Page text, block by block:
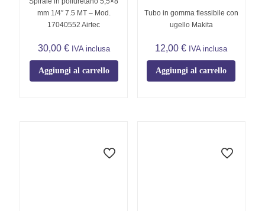
mm 1/4″ 7.5 MT – Mod.
17040552 Airtec
30,00 € IVA inclusa
Aggiungi al carrello
Tubo in gomma flessibile con
ugello Makita
12,00€ IVA inclusa
Aggiungi al carrello